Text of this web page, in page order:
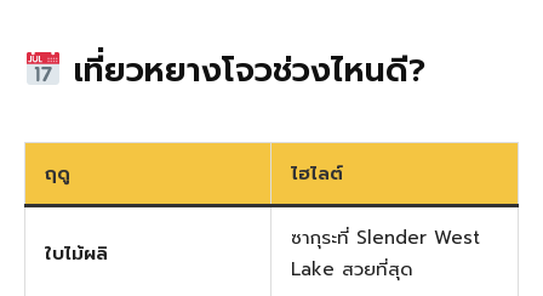
เที่ยวหยางโจวช่วงไหนดี?
ฤดู ไฮไลต์
ใบไม้ผลิ
ซากุระที่ Slender West
Lake สวยที่สุด